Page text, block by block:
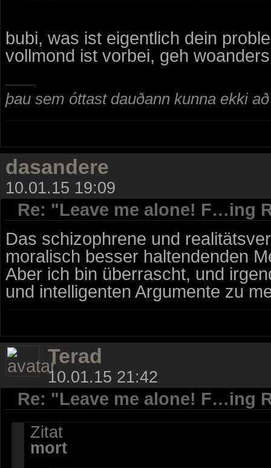
bubi, was ist eigentlich dein
vollmond ist vorbei, geh
þau sem óttast dauðann kunna ekki
dasandere
10.01.15 19:09
Re: "Leave me alone! F…ing
Das schizophrene und
moralisch besser haltendenden
Aber ich bin überrascht, und
und intelligenten Argumente zu
Terad
10.01.15 21:42
Re: "Leave me alone! F…ing
Zitat
mort